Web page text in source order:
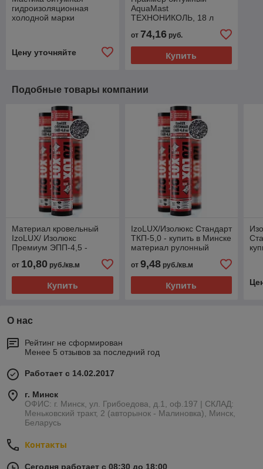
гидроизоляционная
холодной марки
Цену уточняйте
AquaMast
ТЕХНОНИКОЛЬ, 18 л
от 74,16руб.
Купить
Подобные товары компании
Материал кровельный
IzoLUX/ Изолюкс
Премиум ЭПП-4,5 -
кровлю в Минске по
выгодной цене
от 10,80 руб./кв.м
Купить
IzoLUX/Изолюкс Стандарт
ТКП-5,0 - купить в Минске
материал рулонный
цена
от 9,48руб./кв.м
Купить
О нас
Рейтинг не сформирован
Менее 5 отзывов за последний год
Работает с 14.02.2017
г. Минск
ОФИС: г. Минск, ул. Грибоедова, д.1, оф.197 | СКЛАД:
Меньковский тракт, 2 (авторынок - Малиновка), Минск,
Беларусь
Контакты
Сегодня работает с 08:30 до 18:00